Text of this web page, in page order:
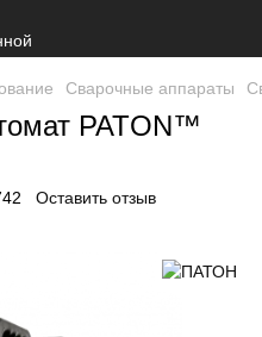
Сварочные аппараты
PATON™
Оставить отзыв